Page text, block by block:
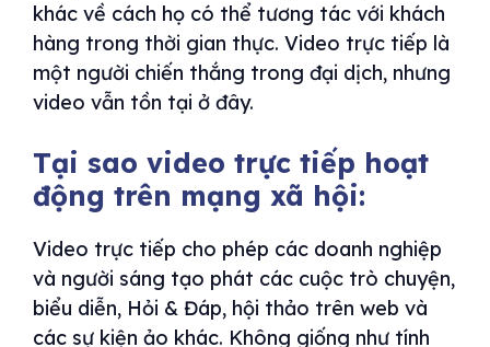
khác về cách họ có thể tương tác với khách
hàng trong thời gian thực. Video trực tiếp là
một người chiến thắng trong đại dịch, nhưng
video vẫn tồn tại ở đây.
Tại sao video trực tiếp hoạt
động trên mạng xã hội:
Video trực tiếp cho phép các doanh nghiệp
và người sáng tạo phát các cuộc trò chuyện,
biểu diễn, Hỏi & Đáp, hội thảo trên web và
các sự kiện ảo khác. Không giống như tính